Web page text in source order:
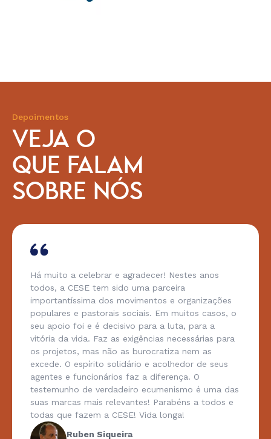
Depoimentos
VEJA O
QUE FALAM
SOBRE NÓS
Há muito a celebrar e agradecer! Nestes anos
todos, a CESE tem sido uma parceira
importantíssima dos movimentos e organizações
populares e pastorais sociais. Em muitos casos, o
seu apoio foi e é decisivo para a luta, para a
vitória da vida. Faz as exigências necessárias para
os projetos, mas não as burocratiza nem as
excede. O espírito solidário e acolhedor de seus
agentes e funcionários faz a diferença. O
testemunho de verdadeiro ecumenismo é uma das
suas marcas mais relevantes! Parabéns a todos e
todas que fazem a CESE! Vida longa!
Ruben Siqueira